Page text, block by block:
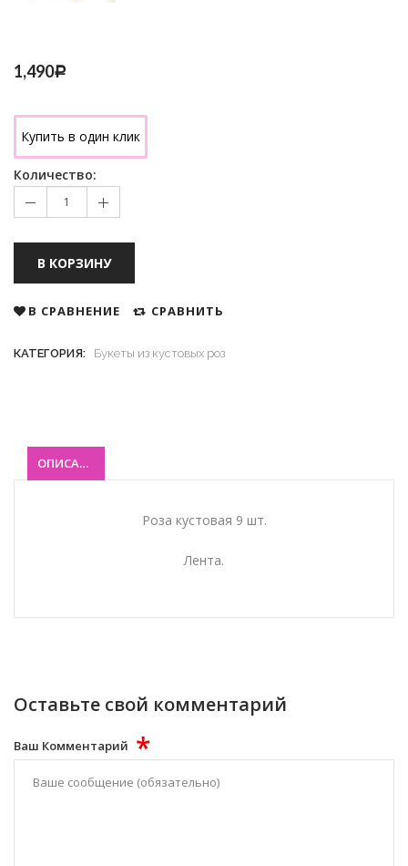
1,490Р
Купить в один клик
Количество:
В КОРЗИНУ
В СРАВНЕНИЕ СРАВНИТЬ
КАТЕГОРИЯ: Букеты из кустовых роз
ОПИСАНИЕ
Роза кустовая 9 шт.
Лента.
Оставьте свой комментарий
Ваш Комментарий *